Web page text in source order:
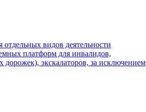
видов деятельности
платформ для инвалидов,
экскалаторов, за исключением